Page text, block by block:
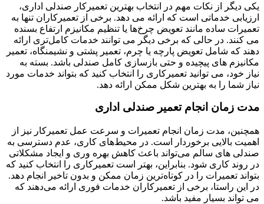
یکی دیگر از نکات مهم در انتخاب بهترین تعمیرکار صندلی اداری،
ارزیابی خدماتی است که ارائه می ‌دهد. برخی از تعمیرکاران تنها به
تعمیرات ساده مانند تعویض چرخ‌ها یا تنظیم مکانیزم ارتفاع بسنده
می‌ کنند. در حالی که برخی دیگر می ‌توانند خدمات کامل‌تری ارائه
دهند که شامل تعویض پارچه یا چرم، تعمیر پشتی و نشیمنگاه، تعمیر
مکانیزم ‌های پیچیده و حتی بازسازی کامل صندلی باشد. بسته به
نیاز خود، می ‌توانید تعمیرکاری را انتخاب کنید که بتواند خدمات مورد
نیاز شما را به بهترین شکل ممکن ارائه دهد.
مدت زمان انجام تعمیر صندلی اداری
همچنین، مدت زمان انجام تعمیرات و سرعت عمل تعمیرکار نیز از
اهمیت بالایی برخوردار است. در محیط‌های کاری، عدم دسترسی به
صندلی ‌های سالم می‌تواند باعث کاهش بهره ‌وری و ایجاد مشکلاتی
در روند کاری شود. بنابراین، بهتر است تعمیرکاری را انتخاب کنید که
بتواند تعمیرات را در کوتاه‌ترین زمان ممکن و بدون تاخیر انجام دهد.
در این راستا، برخی از تعمیرکاران خدمات فوری ارائه می‌دهند که
می ‌تواند بسیار مفید باشد.